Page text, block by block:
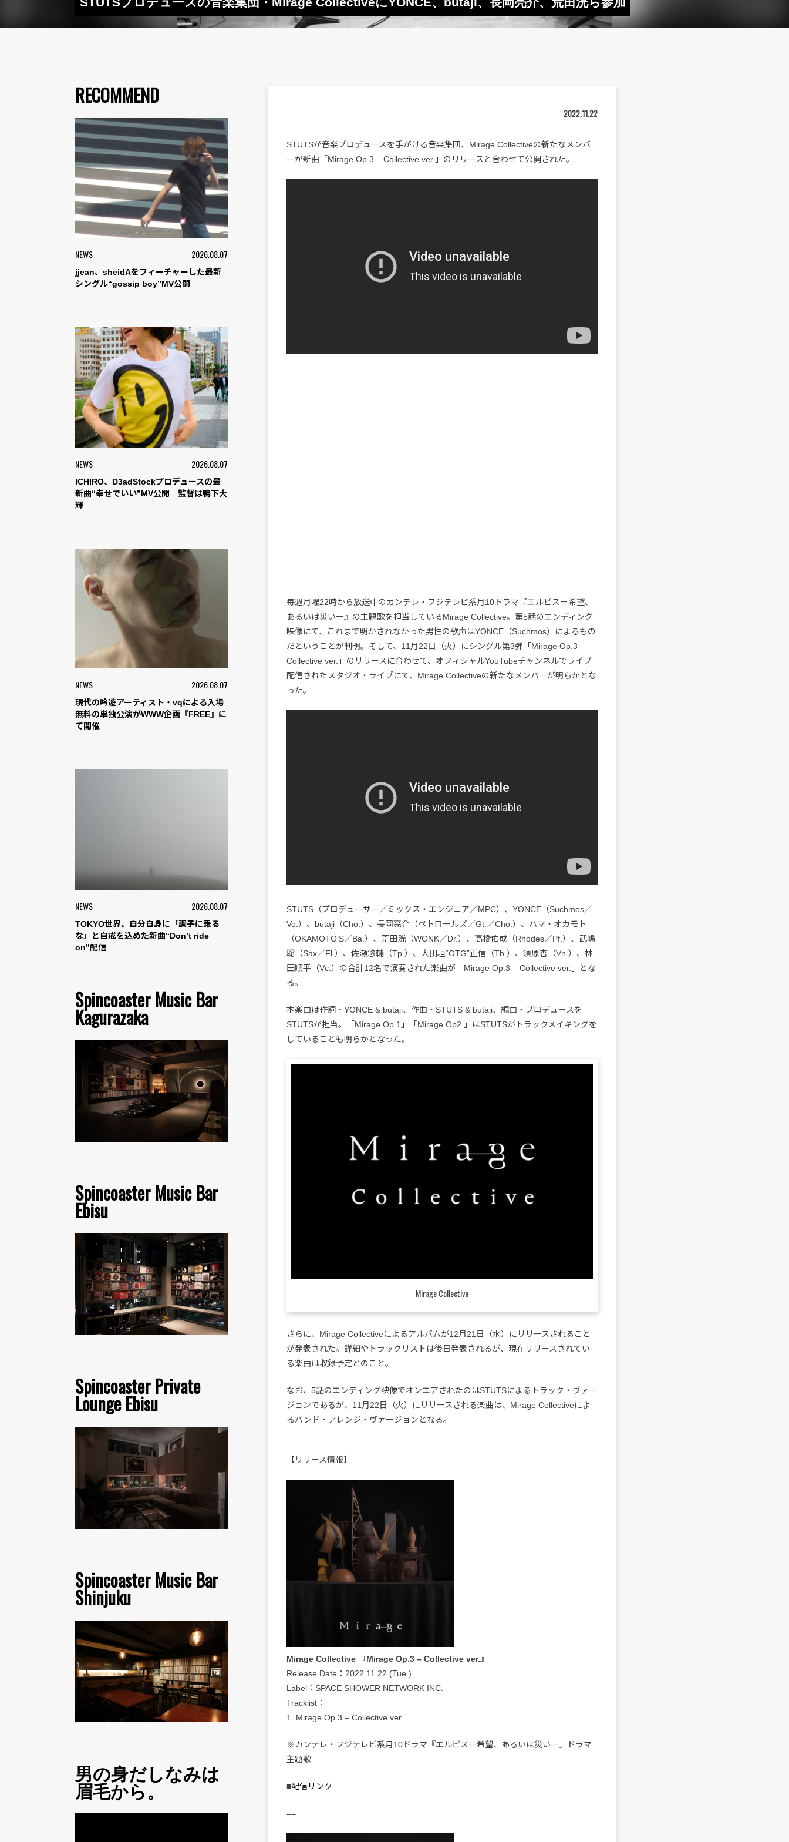
RECOMMEND
NEWS 2026.08.07
jjean、sheidAをフィーチャーした最新
シングル“gossip boy”MV公開
NEWS 2026.08.07
ICHIRO、D3adStockプロデュースの最
新曲“幸せでいい”MV公開 監督は鴨下大
輝
NEWS 2026.08.07
現代の吟遊アーティスト・vqによる入場
無料の単独公演がWWW企画『FREE』に
て開催
NEWS 2026.08.07
TOKYO世界、自分自身に「調子に乗る
な」と自戒を込めた新曲“Don’t ride
on”配信
Spincoaster Music Bar
Kagurazaka
Spincoaster Music Bar
Ebisu
Spincoaster Private
Lounge Ebisu
Spincoaster Music Bar
Shinjuku
男の身だしなみは
眉毛から。
2022.11.22
STUTSが音楽プロデュースを手がける音楽集団、Mirage Collectiveの新たなメンバ
ーが新曲「Mirage Op.3 – Collective ver.」のリリースと合わせて公開された。
毎週月曜22時から放送中のカンテレ・フジテレビ系月10ドラマ『エルピスー希望、
あるいは災いー』の主題歌を担当しているMirage Collective。第5話のエンディング
映像にて、これまで明かされなかった男性の歌声はYONCE（Suchmos）によるもの
だということが判明。そして、11月22日（火）にシングル第3弾「Mirage Op.3 –
Collective ver.」のリリースに合わせて、オフィシャルYouTubeチャンネルでライブ
配信されたスタジオ・ライブにて、Mirage Collectiveの新たなメンバーが明らかとな
った。
STUTS（プロデューサー／ミックス・エンジニア／MPC）、YONCE（Suchmos／
Vo.）、butaji（Cho.）、長岡亮介（ペトロールズ／Gt.／Cho.）、ハマ・オカモト
（OKAMOTO’S／Ba.）、荒田洸（WONK／Dr.）、高橋佑成（Rhodes／Pf.）、武嶋
聡（Sax／Fl.）、佐瀬悠輔（Tp.）、大田垣“OTG”正信（Tb.）、須原杏（Vn.）、林
田順平（Vc.）の合計12名で演奏された楽曲が「Mirage Op.3 – Collective ver.」とな
る。
本楽曲は作詞・YONCE & butaji、作曲・STUTS & butaji、編曲・プロデュースを
STUTSが担当。「Mirage Op.1」「Mirage Op2.」はSTUTSがトラックメイキングを
していることも明らかとなった。
Mirage Collective
さらに、Mirage Collectiveによるアルバムが12月21日（水）にリリースされること
が発表された。詳細やトラックリストは後日発表されるが、現在リリースされてい
る楽曲は収録予定とのこと。
なお、5話のエンディング映像でオンエアされたのはSTUTSによるトラック・ヴァー
ジョンであるが、11月22日（火）にリリースされる楽曲は、Mirage Collectiveによ
るバンド・アレンジ・ヴァージョンとなる。
【リリース情報】
Mirage Collective 『Mirage Op.3 – Collective ver.』
Release Date：2022.11.22 (Tue.)
Label：SPACE SHOWER NETWORK INC.
Tracklist：
1. Mirage Op.3 – Collective ver.
※カンテレ・フジテレビ系月10ドラマ『エルピスー希望、あるいは災いー』ドラマ
主題歌
■配信リンク
==